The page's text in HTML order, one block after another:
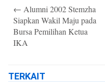
navigation
← Alumni 2002 Stemzha
Siapkan Wakil Maju pada
Bursa Pemilihan Ketua
IKA
TERKAIT